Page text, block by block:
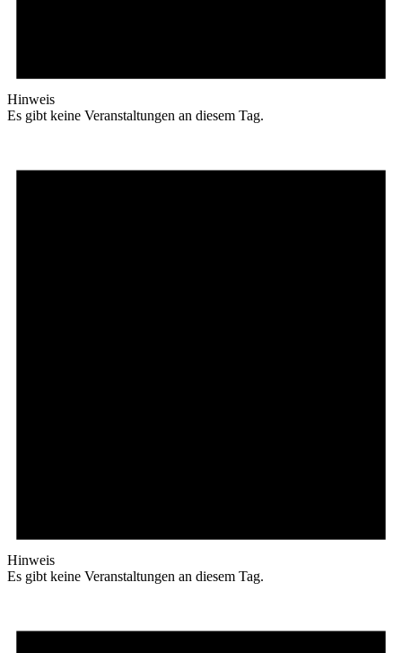
Hinweis
Es gibt keine Veranstaltungen an diesem Tag.
Hinweis
Es gibt keine Veranstaltungen an diesem Tag.